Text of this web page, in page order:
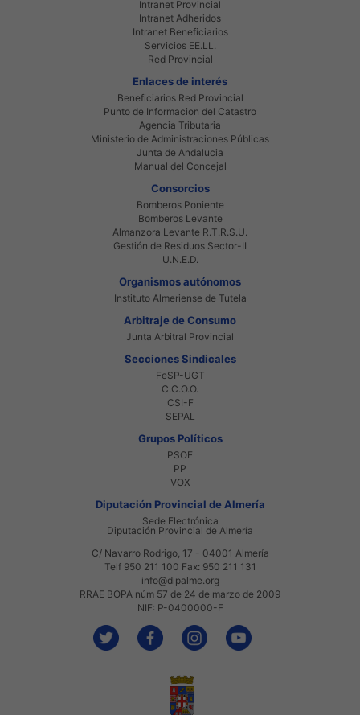
Intranet Provincial
Intranet Adheridos
Intranet Beneficiarios
Servicios EE.LL.
Red Provincial
Enlaces de interés
Beneficiarios Red Provincial
Punto de Informacion del Catastro
Agencia Tributaria
Ministerio de Administraciones Públicas
Junta de Andalucia
Manual del Concejal
Consorcios
Bomberos Poniente
Bomberos Levante
Almanzora Levante R.T.R.S.U.
Gestión de Residuos Sector-II
U.N.E.D.
Organismos autónomos
Instituto Almeriense de Tutela
Arbitraje de Consumo
Junta Arbitral Provincial
Secciones Sindicales
FeSP-UGT
C.C.O.O.
CSI-F
SEPAL
Grupos Políticos
PSOE
PP
VOX
Diputación Provincial de Almería
Sede Electrónica
Diputación Provincial de Almería
C/ Navarro Rodrigo, 17 - 04001 Almería
Telf 950 211 100 Fax: 950 211 131
info@dipalme.org
RRAE BOPA núm 57 de 24 de marzo de 2009
NIF: P-0400000-F